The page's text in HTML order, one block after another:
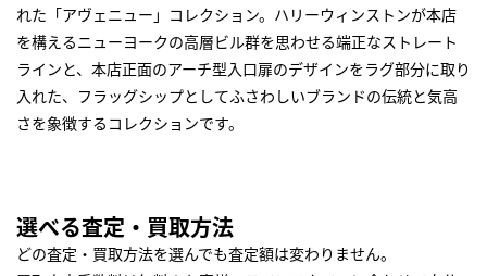
れた「アヴェニュー」コレクション。ハリーウィンストンが本店
を構えるニューヨークの高層ビル群を思わせる端正なストレート
ラインと、本店正面のアーチ型入口扉のデザインをラグ部分に取り
入れた、フラッグシップとしてふさわしいブランドの伝統と気高
さを象徴するコレクションです。
選べる査定・買取方法
どの査定・買取方法を選んでも査定額は変わりません。